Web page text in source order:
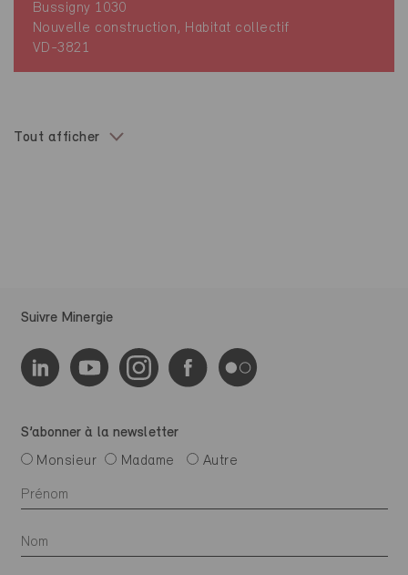
Bussigny 1030
Nouvelle construction, Habitat collectif
VD-3821
Tout afficher
Suivre Minergie
S’abonner à la newsletter
Monsieur
Madame Autre